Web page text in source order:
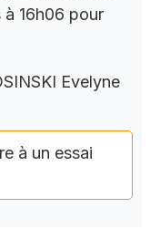
à 16h06 pour
Evelyne
à un essai